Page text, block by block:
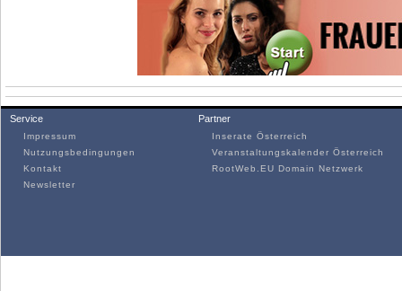
Service
Impressum
Nutzungsbedingungen
Kontakt
Newsletter
Partner
Inserate Österreich
Veranstaltungskalender Österreich
RootWeb.EU Domain Netzwerk